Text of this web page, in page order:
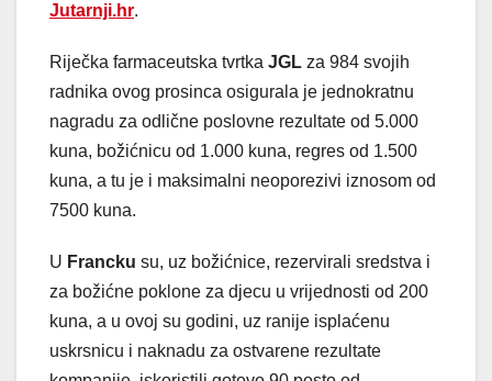
Jutarnji.hr.
Riječka farmaceutska tvrtka JGL za 984 svojih
radnika ovog prosinca osigurala je jednokratnu
nagradu za odlične poslovne rezultate od 5.000
kuna, božićnicu od 1.000 kuna, regres od 1.500
kuna, a tu je i maksimalni neoporezivi iznosom od
7500 kuna.
U Francku su, uz božićnice, rezervirali sredstva i
za božićne poklone za djecu u vrijednosti od 200
kuna, a u ovoj su godini, uz ranije isplaćenu
uskrsnicu i naknadu za ostvarene rezultate